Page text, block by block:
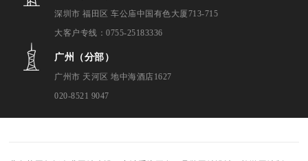
深圳市 福田区 车公庙中国有色大厦713-715
大客户专线：0755-25183336
广州（分部）
广州市 天河区 地中海酒店1627
020-8521 9047